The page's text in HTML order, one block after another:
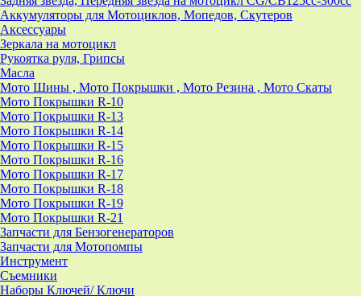
Аккумуляторы для Мотоциклов, Мопедов, Скутеров
Аксессуары
Зеркала на мотоцикл
Рукоятка руля, Грипсы
Масла
Мото Шины , Мото Покрышки , Мото Резина , Мото Скаты
Мото Покрышки R-10
Мото Покрышки R-13
Мото Покрышки R-14
Мото Покрышки R-15
Мото Покрышки R-16
Мото Покрышки R-17
Мото Покрышки R-18
Мото Покрышки R-19
Мото Покрышки R-21
Запчасти для Бензогенераторов
Запчасти для Мотопомпы
Инструмент
Съемники
Наборы Ключей/ Ключи